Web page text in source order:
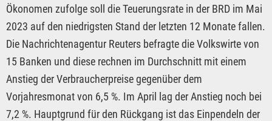
Ökonomen zufolge soll die Teuerungsrate in der BRD im Mai
2023 auf den niedrigsten Stand der letzten 12 Monate fallen.
Die Nachrichtenagentur Reuters befragte die Volkswirte von
15 Banken und diese rechnen im Durchschnitt mit einem
Anstieg der Verbraucherpreise gegenüber dem
Vorjahresmonat von 6,5 %. Im April lag der Anstieg noch bei
7,2 %. Hauptgrund für den Rückgang ist das Einpendeln der